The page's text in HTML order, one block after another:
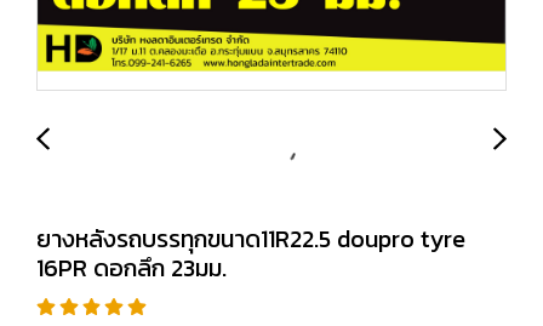
ยางหลังรถบรรทุกขนาด11R22.5 doupro tyre
16PR ดอกลึก 23มม.